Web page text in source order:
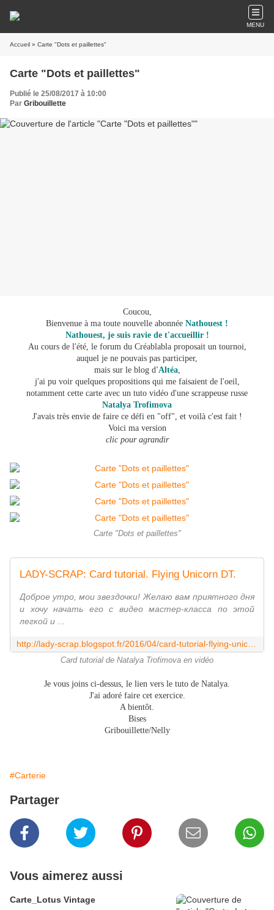
MENU
Accueil » Carte "Dots et paillettes"
Carte "Dots et paillettes"
Publié le 25/08/2017 à 10:00
Par Gribouillette
Coucou,
Bienvenue à ma toute nouvelle abonnée Nathouest !
Nathouest, je suis ravie de t'accueillir !
Au cours de l'été, le forum du Créablabla proposait un tournoi,
auquel je ne pouvais pas participer,
mais sur le blog d'Altéa,
j'ai pu voir quelques propositions qui me faisaient de l'oeil,
notamment cette carte avec un tuto vidéo d'une scrappeuse russe
Natalya Trofimova
J'avais très envie de faire ce défi en "off", et voilà c'est fait !
Voici ma version
clic pour agrandir
Carte "Dots et paillettes"
LADY-SCRAP: Card tutorial. Flying Unicorn DT.
Доброе утро, мои звездочки! Желаю вам приятного дня
и хочу начать его с видео мастер-класса по этой
легкой и ...
Card tutorial de Natalya Trofimova en vidéo
Je vous joins ci-dessus, le lien vers le tuto de Natalya.
J'ai adoré faire cet exercice.
A bientôt.
Bises
Gribouillette/Nelly
#Carterie
Partager
Vous aimerez aussi
Carte_Lotus Vintage